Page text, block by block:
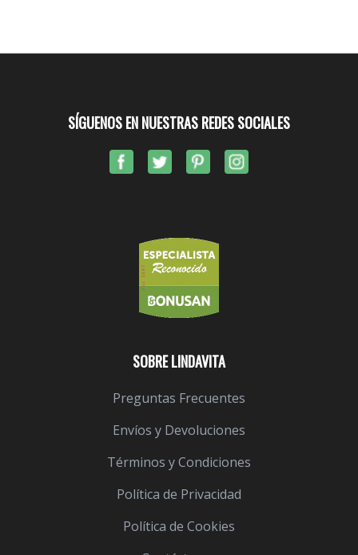
SOBRE LINDAVITA
Preguntas Frecuentes
Envíos y Devoluciones
Términos y Condiciones
Política de Privacidad
Política de Cookies
SÍGUENOS EN NUESTRAS REDES SOCIALES